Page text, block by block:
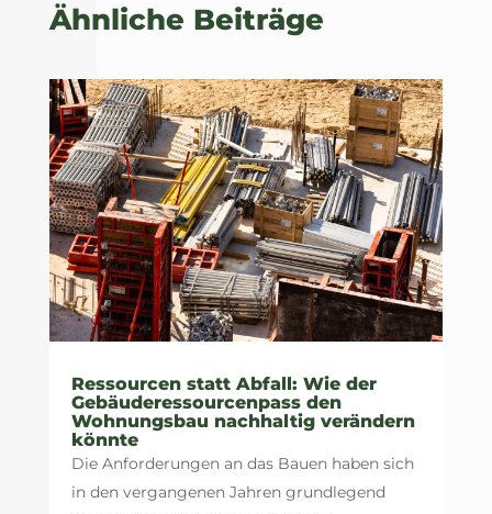
Ähnliche Beiträge
Ressourcen statt Abfall: Wie der
Gebäuderessourcenpass den
Wohnungsbau nachhaltig verändern
könnte
Die Anforderungen an das Bauen haben sich
in den vergangenen Jahren grundlegend